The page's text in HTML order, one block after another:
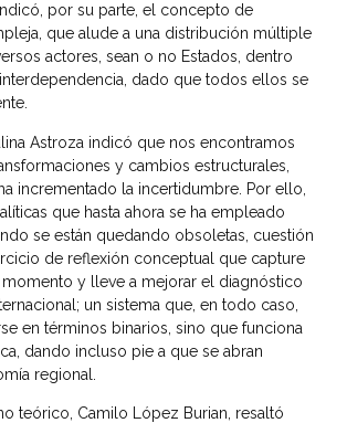
por su parte, el concepto de
que alude a una distribución múltiple
actores, sean o no Estados, dentro
dado que todos ellos se
Astroza indicó que nos encontramos
y cambios estructurales,
incrementado la incertidumbre. Por ello,
que hasta ahora se ha empleado
se están quedando obsoletas, cuestión
de reflexión conceptual que capture
y lleve a mejorar el diagnóstico
un sistema que, en todo caso,
en términos binarios, sino que funciona
dando incluso pie a que se abran
regional.
teórico, Camilo López Burian, resaltó